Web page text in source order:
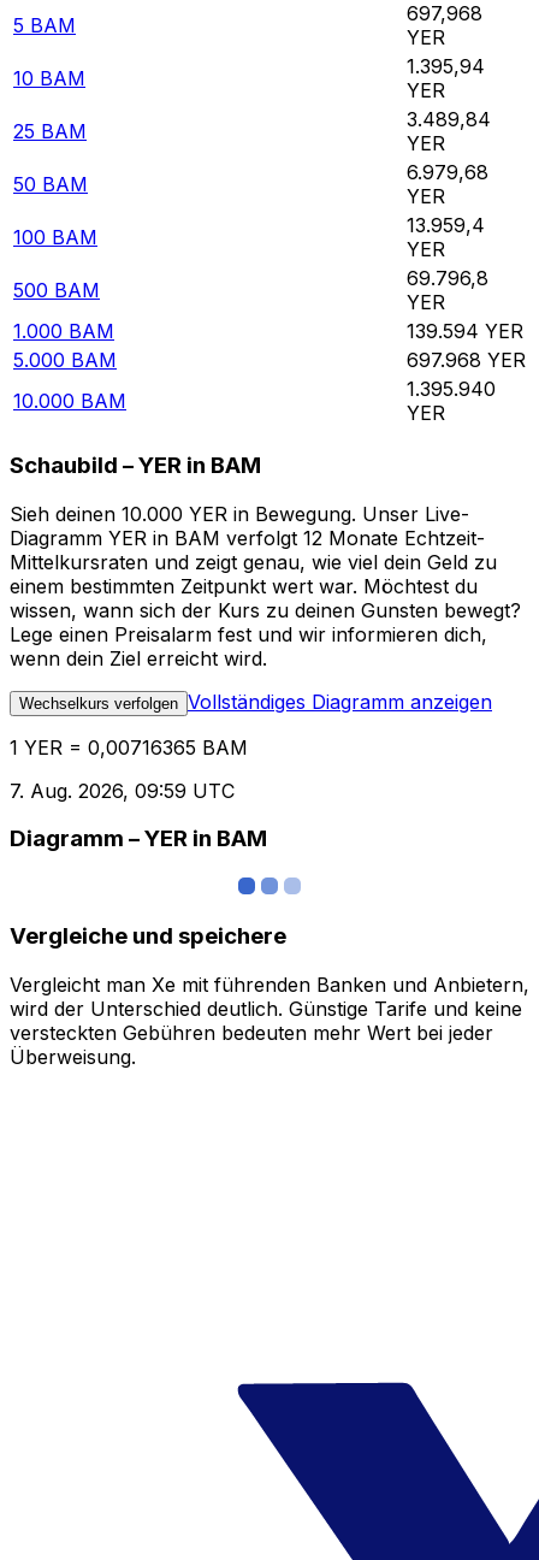
5 BAM
697,968
YER
10 BAM
1.395,94
YER
25 BAM
3.489,84
YER
50 BAM
6.979,68
YER
100 BAM
13.959,4
YER
500 BAM
69.796,8
YER
1.000 BAM 139.594 YER
5.000 BAM 697.968 YER
10.000 BAM
1.395.940
YER
Schaubild – YER in BAM
Sieh deinen 10.000 YER in Bewegung. Unser Live-
Diagramm YER in BAM verfolgt 12 Monate Echtzeit-
Mittelkursraten und zeigt genau, wie viel dein Geld zu
einem bestimmten Zeitpunkt wert war. Möchtest du
wissen, wann sich der Kurs zu deinen Gunsten bewegt?
Lege einen Preisalarm fest und wir informieren dich,
wenn dein Ziel erreicht wird.
Wechselkurs verfolgen Vollständiges Diagramm anzeigen
1 YER = 0,00716365 BAM
7. Aug. 2026, 09:59 UTC
Diagramm – YER in BAM
Vergleiche und speichere
Vergleicht man Xe mit führenden Banken und Anbietern,
wird der Unterschied deutlich. Günstige Tarife und keine
versteckten Gebühren bedeuten mehr Wert bei jeder
Überweisung.